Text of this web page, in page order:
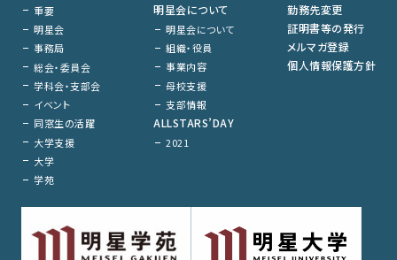
重要
明星会
事務局
総会・委員会
学科会・支部会
イベント
同窓生の活躍
大学支援
大学
学苑
明星会について
明星会について
組織・役員
事業内容
母校支援
支部情報
ALLSTARS’DAY
2021
勤務先変更
証明書等の発行
メルマガ登録
個人情報保護方針